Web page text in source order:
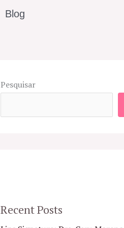
Blog
Pesquisar
Recent Posts